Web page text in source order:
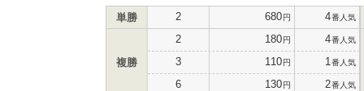
単勝 2 680円 4番人気
複勝
2 180円 4番人気
3 110円 1 番人気
6 130円 2番人気